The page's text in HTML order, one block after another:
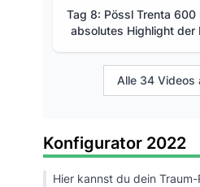
Tag 8: Pössl Trenta 600
absolutes Highlight der
Alle 34 Videos
Konfigurator 2022
Hier kannst du dein